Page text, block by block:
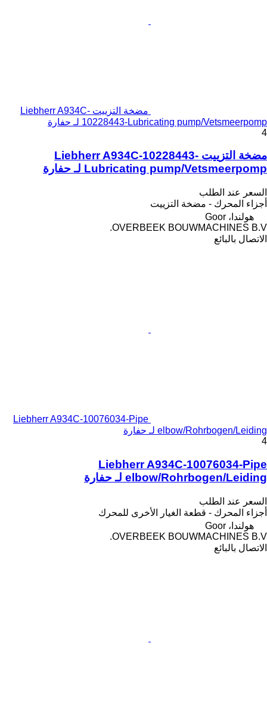
مضخة التزييت Liebherr A934C-
10228443-Lubricating pump/Vetsmeerpomp لـ حفارة
4
مضخة التزييت Liebherr A934C-10228443-
Lubricating pump/Vetsmeerpomp لـ حفارة
السعر عند الطلب
أجزاء المحرك - مضخة التزييت
هولندا، Goor
OVERBEEK BOUWMACHINES B.V.
الاتصال بالبائع
Liebherr A934C-10076034-Pipe
elbow/Rohrbogen/Leiding لـ حفارة
4
Liebherr A934C-10076034-Pipe
elbow/Rohrbogen/Leiding لـ حفارة
السعر عند الطلب
أجزاء المحرك - قطعة الغيار الأخرى للمحرك
هولندا، Goor
OVERBEEK BOUWMACHINES B.V.
الاتصال بالبائع